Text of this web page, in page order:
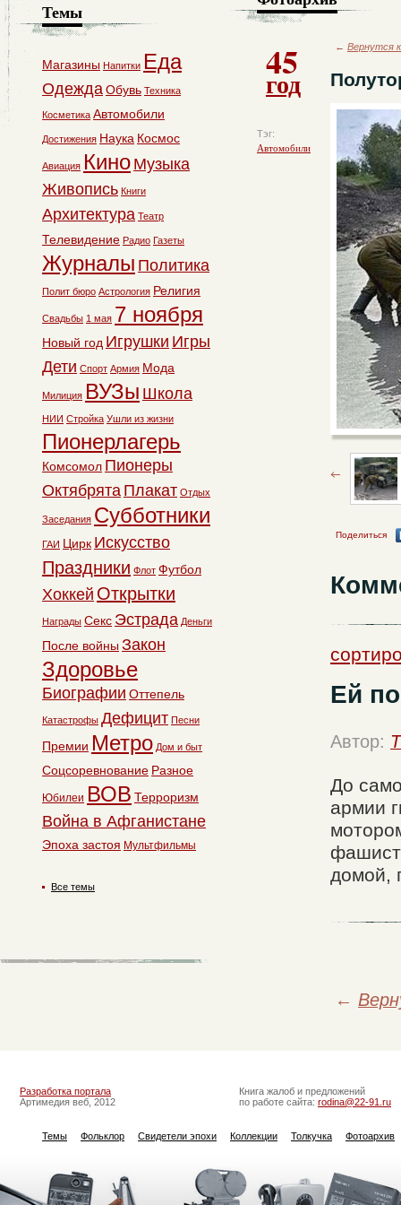
45
год
Тэг:
Автомобили
← Вернутся
Поделиться
Ей
Автор:
До
армии
домой,
←
Темы
Магазины Напитки Еда
ОдеждаОбувь Техника
Косметика Автомобили
Достижения Наука Космос
Авиация Кино Музыка
Живопись Книги
Архитектура Театр
Телевидение Радио Газеты
Журналы Политика
Полит бюро Астрология Религия
Свадьбы 1 мая 7 ноября
Новый год Игрушки Игры
Дети Спорт Армия Мода
Милиция ВУЗы Школа
НИИ Стройка Ушли из жизни
Пионерлагерь
Комсомол Пионеры
Октябрята Плакат Отдых
Заседания Субботники
ГАИ Цирк Искусство
Праздники Флот Футбол
Хоккей Открытки
Награды Секс Эстрада Деньги
После войны Закон
Здоровье
Биографии Оттепель
Катастрофы Дефицит Песни
Премии Метро Дом и быт
Соцсоревнование Разное
Юбилеи ВОВ Терроризм
Война в Афганистане
Эпоха застоя Мультфильмы
Все темы
Разработка портала
Артимедия веб, 2012
Книга жалоб и предложений
по работе сайта: rodina@22-91.ru
Темы Фольклор Свидетели эпохи Коллекции Толкучка Фотоархив